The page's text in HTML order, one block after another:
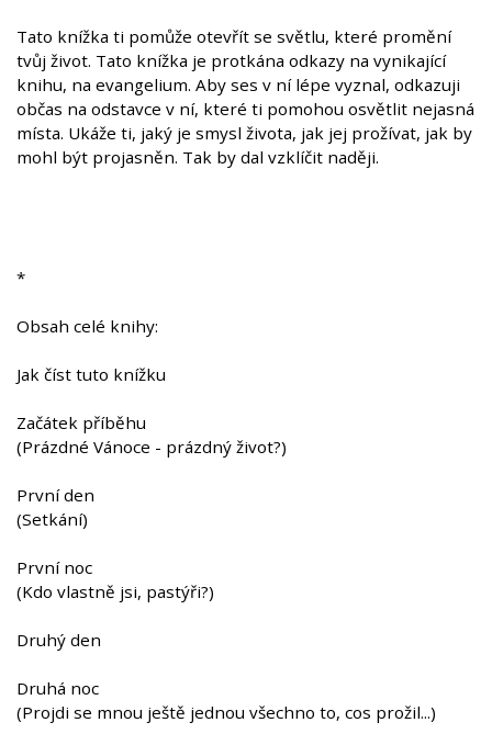
Tato knížka ti pomůže otevřít se světlu, které promění
tvůj život. Tato knížka je protkána odkazy na vynikající
knihu, na evangelium. Aby ses v ní lépe vyznal, odkazuji
občas na odstavce v ní, které ti pomohou osvětlit nejasná
místa. Ukáže ti, jaký je smysl života, jak jej prožívat, jak by
mohl být projasněn. Tak by dal vzklíčit naději.
*
Obsah celé knihy:
Jak číst tuto knížku
Začátek příběhu
(Prázdné Vánoce - prázdný život?)
První den
(Setkání)
První noc
(Kdo vlastně jsi, pastýři?)
Druhý den
Druhá noc
(Projdi se mnou ještě jednou všechno to, cos prožil...)